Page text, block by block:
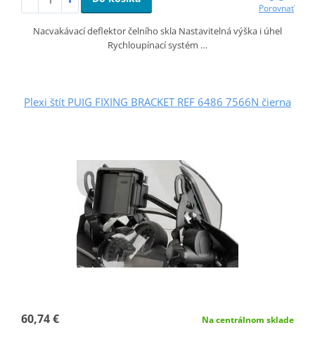
Porovnať
Nacvakávací deflektor čelního skla Nastavitelná výška i úhel
Rychloupínací systém …
Plexi štít PUIG FIXING BRACKET REF 6486 7566N čierna
60,74 € Na centrálnom sklade